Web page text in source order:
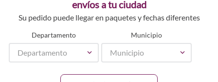
envíos a tu ciudad
Su pedido puede llegar en paquetes y fechas diferentes
Departamento
Departamento
Municipio
Municipio